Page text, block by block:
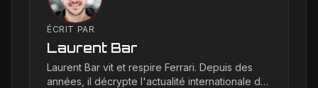
ÉCRIT PAR
Laurent Bar
Laurent Bar vit et respire Ferrari. Depuis des
années, il décrypte l'actualité internationale du